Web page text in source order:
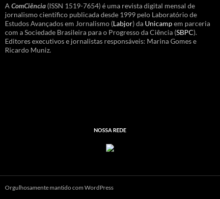
A ComCiência (ISSN 1519-7654) é uma revista digital mensal de
jornalismo científico publicada desde 1999 pelo Laboratório de
Estudos Avançados em Jornalismo (Labjor) da Unicampem parceria
com a Sociedade Brasileira para o Progresso da Ciência (SBPC).
Editores executivos e jornalistas responsáveis: Marina Gomes e
Ricardo Muniz.
NOSSA REDE
Orgulhosamente mantido com WordPress